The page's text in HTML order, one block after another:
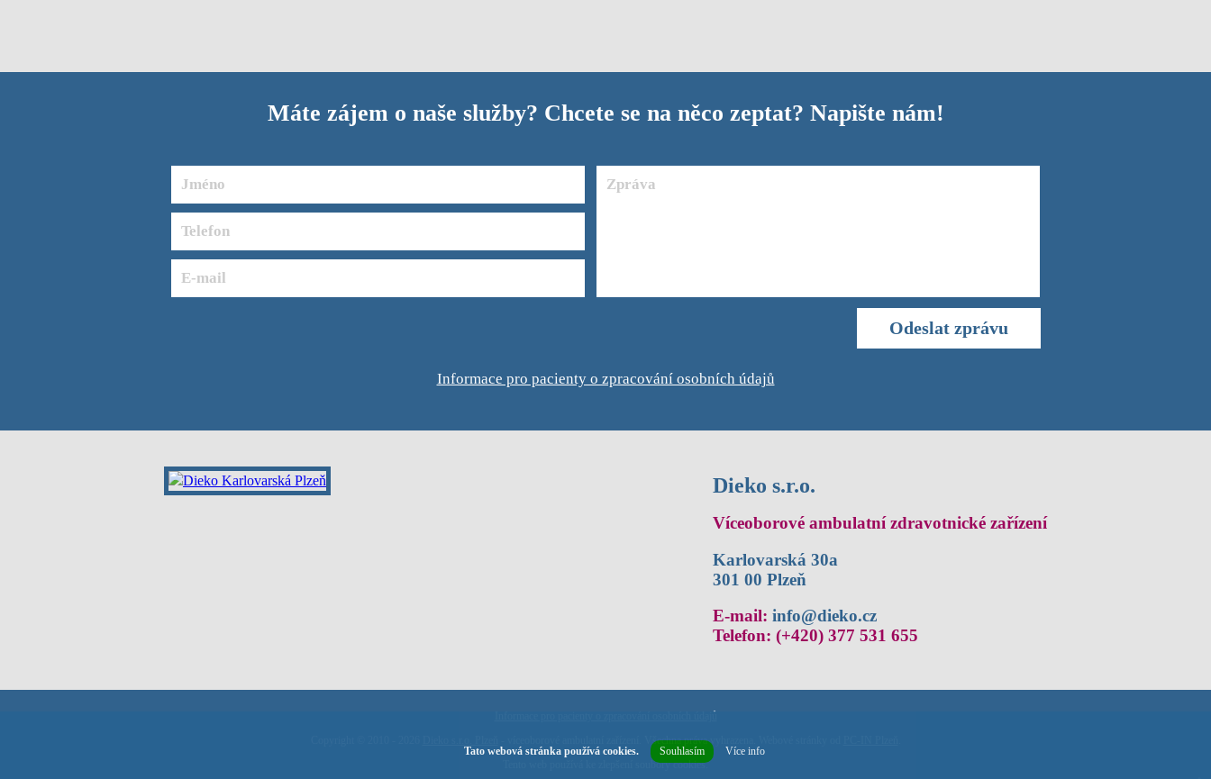
Máte zájem o naše služby? Chcete se na něco zeptat? Napište nám!
Informace pro pacienty o zpracování osobních údajů
Dieko s.r.o.
Víceoborové ambulatní zdravotnické zařízení
Karlovarská 30a
301 00 Plzeň
E-mail: info@dieko.cz
Telefon: (+420) 377 531 655
- víceoborové ambulatní zařízení. Všechna práva vyhrazena. Webové stránky od
soubory cookies.
Tato webová stránka používá cookies. Souhlasím Více info